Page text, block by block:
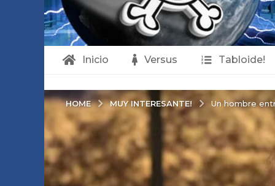
Inicio Versus Tabloide!
HOME MUY INTERESANTE! Un hombre